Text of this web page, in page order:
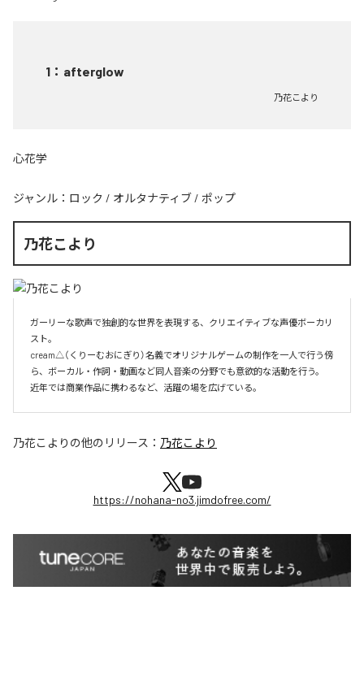
1 ： afterglow
乃花こより
心花学
ジャンル： ロック / オルタナティブ / ポップ
乃花こより
ガーリーな歌声で独創的な世界を表現する、クリエイティブな声優ボーカリ
スト。
cream△（くりーむおにぎり）名義でオリジナルゲームの制作を一人で行う傍
ら、ボーカル・作詞・動画など同人音楽の分野でも意欲的な活動を行う。
近年では商業作品に携わるなど、活躍の場を広げている。
乃花こより の他のリリース： 乃花こより
https://nohana-no3.jimdofree.com/